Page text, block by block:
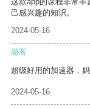
己感兴趣的知识。
2024-05-16
游客
超级好用的加速器，
2024-05-16